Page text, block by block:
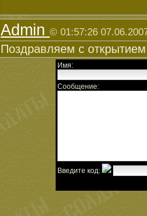
Admin © 01:57:26
Поздравляем с открытием
Имя:
Сообщение:
Введите код: